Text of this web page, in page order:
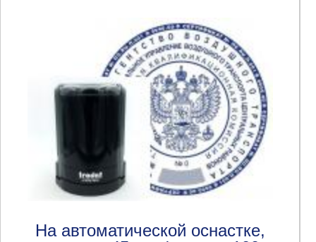
На автоматической оснастке,